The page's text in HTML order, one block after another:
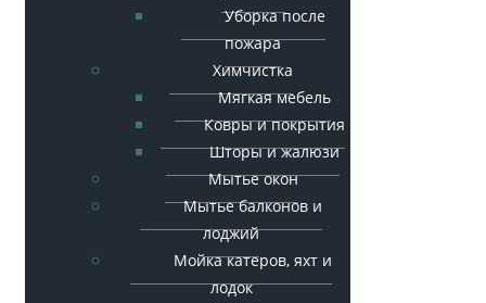
Уборка после
пожара
Химчистка
Мягкая мебель
Ковры и покрытия
Шторы и жалюзи
Мытье окон
Мытье балконов и
лоджий
Мойка катеров, яхт и
лодок